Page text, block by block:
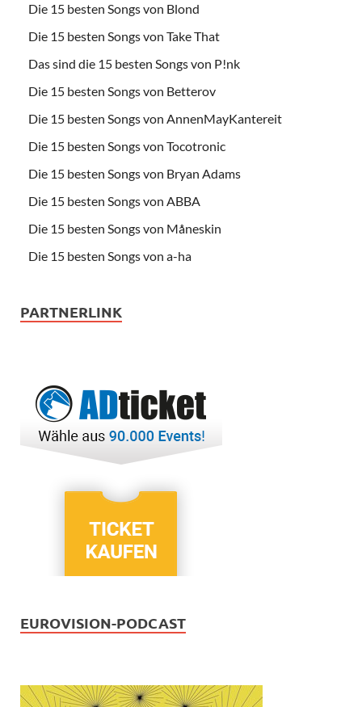
Die 15 besten Songs von Blond
Die 15 besten Songs von Take That
Das sind die 15 besten Songs von P!nk
Die 15 besten Songs von Betterov
Die 15 besten Songs von AnnenMayKantereit
Die 15 besten Songs von Tocotronic
Die 15 besten Songs von Bryan Adams
Die 15 besten Songs von ABBA
Die 15 besten Songs von Måneskin
Die 15 besten Songs von a-ha
PARTNERLINK
EUROVISION-PODCAST